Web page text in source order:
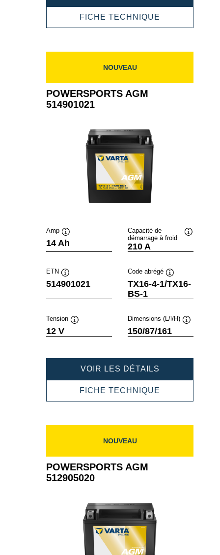
518908027
FICHE TECHNIQUE
NOUVEAU
POWERSPORTS AGM
514901021
Amp
Infobulle
14 Ah
Capacité de
démarrage à froid
210 A
ETN
Infobulle
514901021
Code abrégé
Infobulle
TX16-4-1/TX16-
BS-1
Tension
12 V
Dimensions (L/l/H)
150/87/161
VOIR LES DÉTAILS
514901021
FICHE TECHNIQUE
NOUVEAU
POWERSPORTS AGM
512905020